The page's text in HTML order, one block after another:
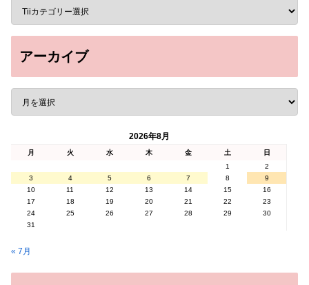
アーカイブ
2026年8月
月 火 水 木 金 土
日
1
2
3
4 5 6 7 8
9
10
11 12 13 14 15
16
17
18 19 20 21 22
23
24
25 26 27 28 29
30
31
« 7月